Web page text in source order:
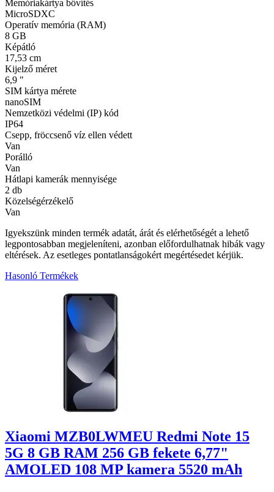
Memóriakártya bővítés
MicroSDXC
Operatív memória (RAM)
8 GB
Képátló
17,53 cm
Kijelző méret
6,9 "
SIM kártya mérete
nanoSIM
Nemzetközi védelmi (IP) kód
IP64
Csepp, fröccsenő víz ellen védett
Van
Porálló
Van
Hátlapi kamerák mennyisége
2 db
Közelségérzékelő
Van
Igyekszünk minden termék adatát, árát és elérhetőségét a lehető
legpontosabban megjeleníteni, azonban előfordulhatnak hibák vagy
eltérések. Az esetleges pontatlanságokért megértésedet kérjük.
Hasonló Termékek
Xiaomi MZB0LWMEU Redmi Note 15
5G 8 GB RAM 256 GB fekete 6,77"
AMOLED 108 MP kamera 5520 mAh